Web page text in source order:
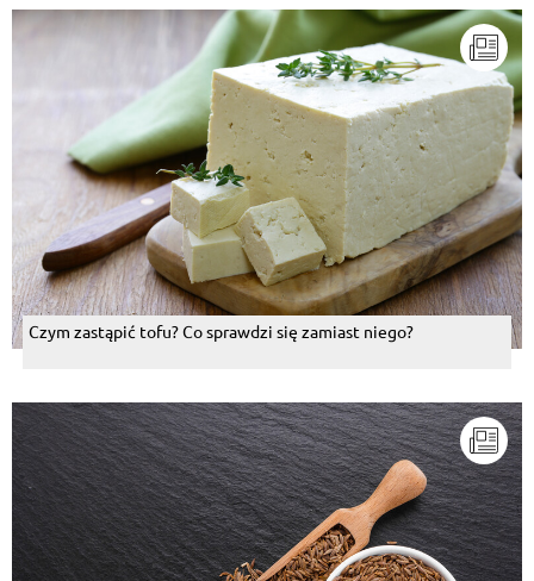
Czym zastąpić tofu? Co sprawdzi się zamiast niego?